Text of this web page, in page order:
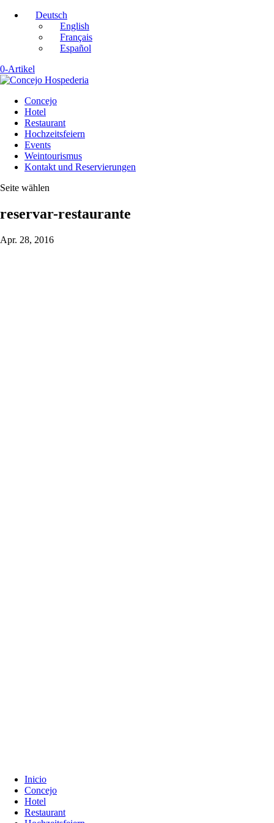
Deutsch
English
Français
Español
0-Artikel
Concejo
Hotel
Restaurant
Hochzeitsfeiern
Events
Weintourismus
Kontakt und Reservierungen
Seite wählen
reservar-restaurante
Apr. 28, 2016
Inicio
Concejo
Hotel
Restaurant